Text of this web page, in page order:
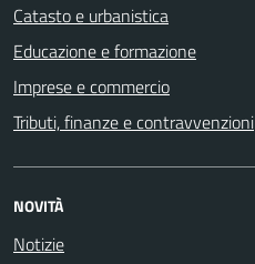
Catasto e urbanistica
Educazione e formazione
Imprese e commercio
Tributi, finanze e contravvenzioni
NOVITÀ
Notizie